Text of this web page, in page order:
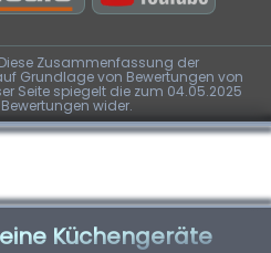
Zusammenfassung der
Grundlage von Bewertungen von
Seite spiegelt die zum 04.05.2025
wider.
Küchengeräte